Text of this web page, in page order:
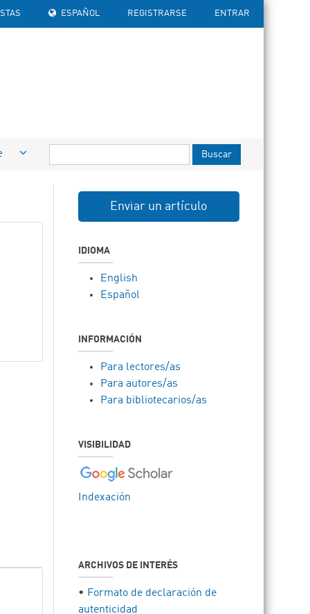
ESPAÑOL REGISTRARSE ENTRAR
Buscar
Enviar un artículo
IDIOMA
English
Español
INFORMACIÓN
Para lectores/as
Para autores/as
Para bibliotecarios/as
VISIBILIDAD
Indexación
ARCHIVOS DE INTERÉS
• Formato de declaración de
autenticidad